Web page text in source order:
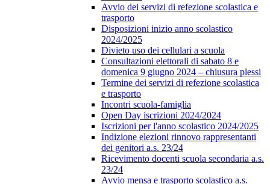
Avvio dei servizi di refezione scolastica e
trasporto
Disposizioni inizio anno scolastico
2024/2025
Divieto uso dei cellulari a scuola
Consultazioni elettorali di sabato 8 e
domenica 9 giugno 2024 – chiusura plessi
Termine dei servizi di refezione scolastica
e trasporto
Incontri scuola-famiglia
Open Day iscrizioni 2024/2024
Iscrizioni per l'anno scolastico 2024/2025
Indizione elezioni rinnovo rappresentanti
dei genitori a.s. 23/24
Ricevimento docenti scuola secondaria a.s.
23/24
Avvio mensa e trasporto scolastico a.s.